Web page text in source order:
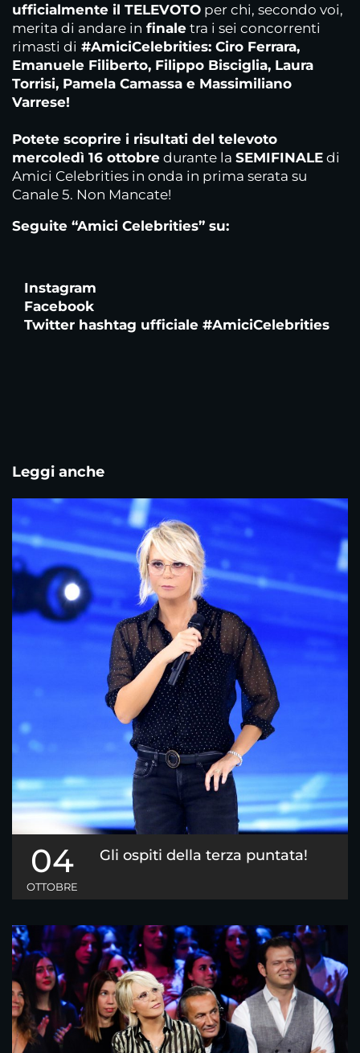
ufficialmente il TELEVOTO per chi, secondo voi,
merita di andare in finale tra i sei concorrenti
rimasti di #AmiciCelebrities: Ciro Ferrara,
Emanuele Filiberto, Filippo Bisciglia, Laura
Torrisi, Pamela Camassa e Massimiliano
Varrese!
Potete scoprire i risultati del televoto
mercoledì 16 ottobre durante la SEMIFINALE di
Amici Celebrities in onda in prima serata su
Canale 5. Non Mancate!
Seguite “Amici Celebrities” su:
Instagram
Facebook
Twitter hashtag ufficiale #AmiciCelebrities
Leggi anche
04
OTTOBRE
Gli ospiti della terza puntata!